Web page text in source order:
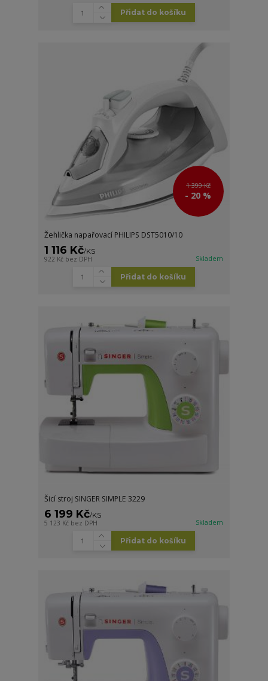
Přidat do košíku
1 399 Kč
- 20 %
Žehlička napařovací PHILIPS DST5010/10
1 116 Kč/KS
922 Kč bez DPH Skladem
Přidat do košíku
Šicí stroj SINGER SIMPLE 3229
6 199 Kč/KS
5 123 Kč bez DPH Skladem
Přidat do košíku